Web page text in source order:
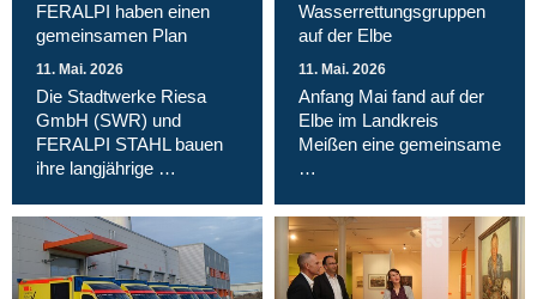
FERALPI haben einen
gemeinsamen Plan
11. Mai. 2026
Die Stadtwerke Riesa
GmbH (SWR) und
FERALPI STAHL bauen
ihre langjährige …
Wasserrettungsgruppen
auf der Elbe
11. Mai. 2026
Anfang Mai fand auf der
Elbe im Landkreis
Meißen eine gemeinsame
…